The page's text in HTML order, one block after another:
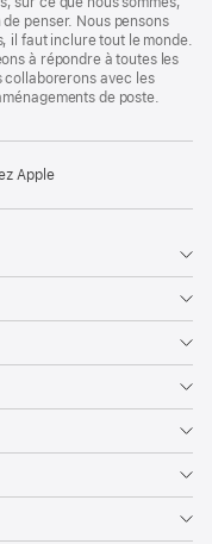
penser. Nous pensons
il faut inclure tout le monde.
à répondre à toutes les
collaborerons avec les
de poste.
Apple